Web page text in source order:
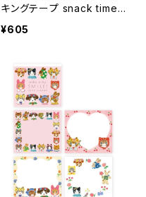
キングテープ snack time t
ape
¥605